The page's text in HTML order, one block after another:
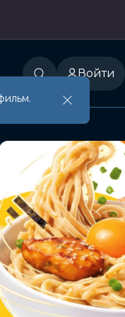
Войти